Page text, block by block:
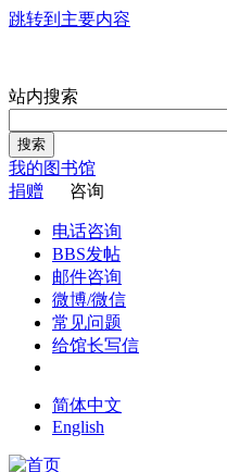
跳转到主要内容
站内搜索
搜索
我的图书馆
捐赠
咨询
电话咨询
BBS发帖
邮件咨询
微博/微信
常见问题
给馆长写信
简体中文
English